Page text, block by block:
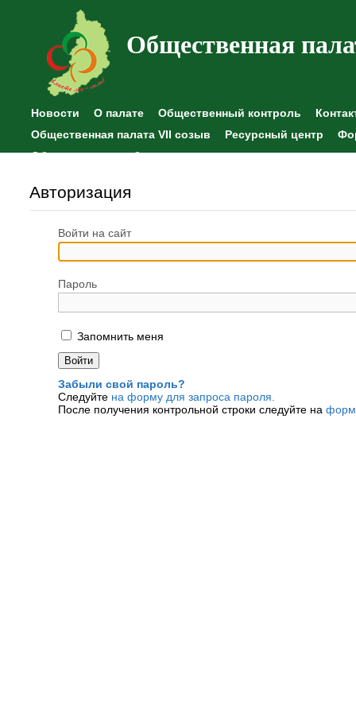
Общественная
Новости О палате Общественный контроль
Общественная палата VII созыв
Ресурсный центр
Общественные наблюдения
Авторизация
Войти на сайт
Пароль
Запомнить меня
Забыли свой пароль?
Следуйте на форму для запроса пароля.
После получения контрольной строки следуйте на